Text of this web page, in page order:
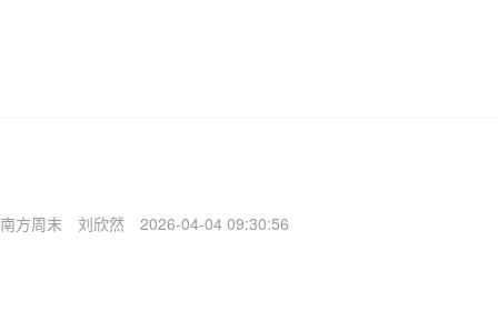
南方周末 刘欣然 2026-04-04 09:30:56